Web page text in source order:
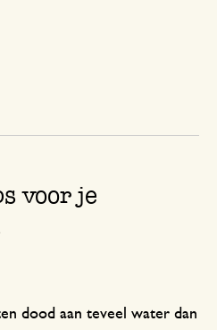
voor je
dood aan teveel water dan